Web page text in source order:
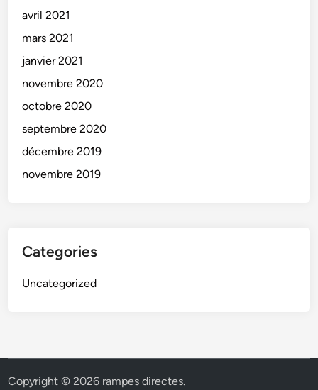
avril 2021
mars 2021
janvier 2021
novembre 2020
octobre 2020
septembre 2020
décembre 2019
novembre 2019
Categories
Uncategorized
Copyright © 2026 rampes directes.